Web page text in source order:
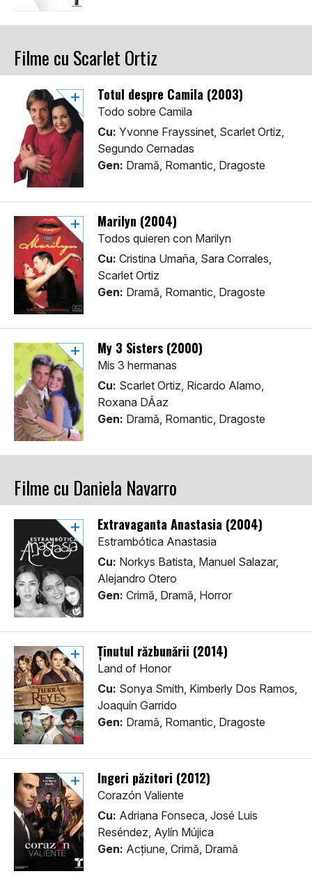
Filme cu Scarlet Ortiz
Totul despre Camila (2003)
Todo sobre Camila
Cu: Yvonne Frayssinet, Scarlet Ortiz,
Segundo Cernadas
Gen: Dramă, Romantic, Dragoste
Marilyn (2004)
Todos quieren con Marilyn
Cu: Cristina Umaña, Sara Corrales,
Scarlet Ortiz
Gen: Dramă, Romantic, Dragoste
My 3 Sisters (2000)
Mis 3 hermanas
Cu: Scarlet Ortiz, Ricardo Alamo,
Roxana DÃ­az
Gen: Dramă, Romantic, Dragoste
Filme cu Daniela Navarro
Extravaganta Anastasia (2004)
Estrambótica Anastasia
Cu: Norkys Batista, Manuel Salazar,
Alejandro Otero
Gen: Crimă, Dramă, Horror
Ținutul răzbunării (2014)
Land of Honor
Cu: Sonya Smith, Kimberly Dos Ramos,
Joaquín Garrido
Gen: Dramă, Romantic, Dragoste
Îngeri păzitori (2012)
Corazón Valiente
Cu: Adriana Fonseca, José Luis
Reséndez, Aylín Mújica
Gen: Acţiune, Crimă, Dramă